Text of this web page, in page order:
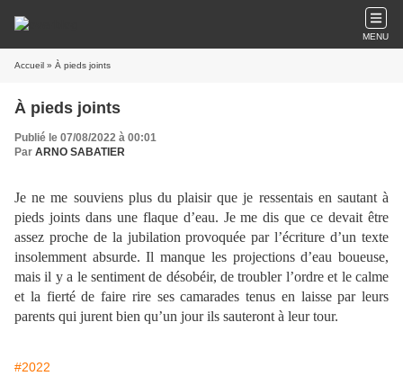
MENU
Accueil » À pieds joints
À pieds joints
Publié le 07/08/2022 à 00:01
Par ARNO SABATIER
Je ne me souviens plus du plaisir que je ressentais en sautant à
pieds joints dans une flaque d’eau. Je me dis que ce devait être
assez proche de la jubilation provoquée par l’écriture d’un texte
insolemment absurde. Il manque les projections d’eau boueuse,
mais il y a le sentiment de désobéir, de troubler l’ordre et le calme
et la fierté de faire rire ses camarades tenus en laisse par leurs
parents qui jurent bien qu’un jour ils sauteront à leur tour.
#2022